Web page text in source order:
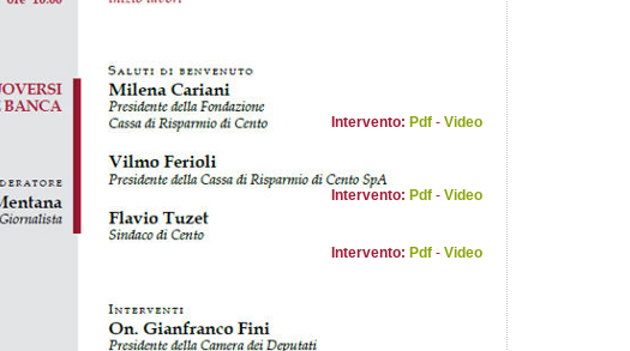
Intervento: Pdf - Video
Intervento: Pdf - Video
Intervento: Pdf - Video